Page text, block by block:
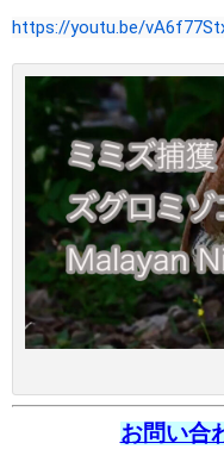
https://youtu.be/
お問い合